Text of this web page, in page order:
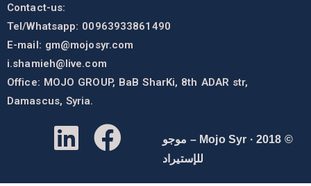
Contact-us:
Tel/Whatsapp: 00963933861490
E-mail:gm@mojosyr.com
i.shamieh@live.com
Office: MOJO GROUP, BaB SharKi, 8th ADAR str,
Damascus, Syria.
© 2018 · Mojo Syr – موجو
للإستيراد